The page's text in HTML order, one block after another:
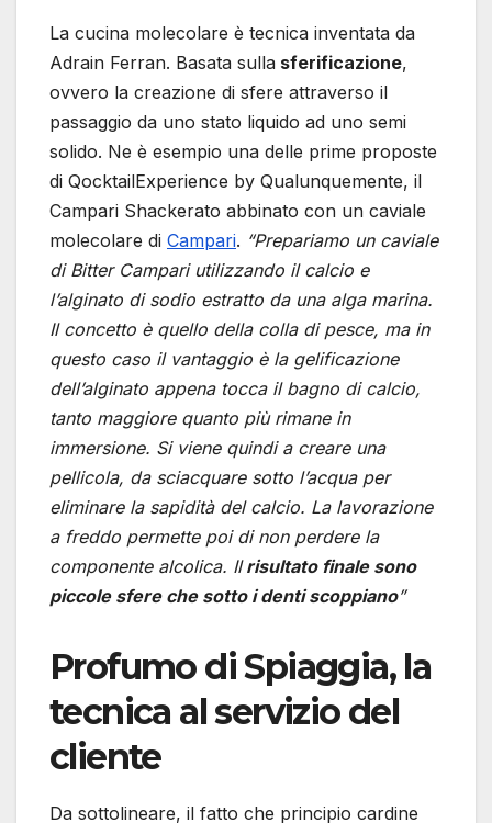
La cucina molecolare è tecnica inventata da
Adrain Ferran. Basata sulla sferificazione,
ovvero la creazione di sfere attraverso il
passaggio da uno stato liquido ad uno semi
solido. Ne è esempio una delle prime proposte
di QocktailExperience by Qualunquemente, il
Campari Shackerato abbinato con un caviale
molecolare di Campari. “Prepariamo un caviale
di Bitter Campari utilizzando il calcio e
l’alginato di sodio estratto da una alga marina.
Il concetto è quello della colla di pesce, ma in
questo caso il vantaggio è la gelificazione
dell’alginato appena tocca il bagno di calcio,
tanto maggiore quanto più rimane in
immersione. Si viene quindi a creare una
pellicola, da sciacquare sotto l’acqua per
eliminare la sapidità del calcio. La lavorazione
a freddo permette poi di non perdere la
componente alcolica. Ilrisultato finale sono
piccole sfere che sotto i denti scoppiano”
Profumo di Spiaggia, la
tecnica al servizio del
cliente
Da sottolineare, il fatto che principio cardine